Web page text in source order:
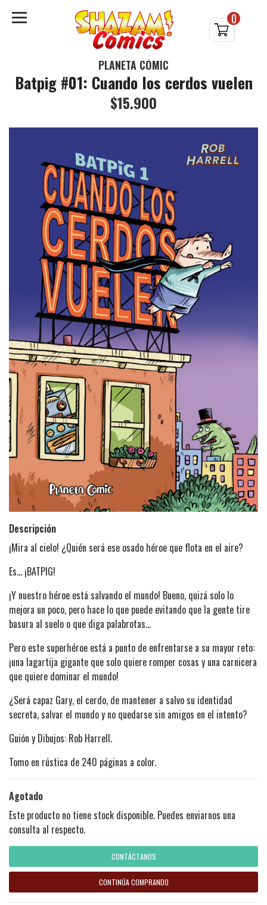
0
PLANETA CÓMIC
Batpig #01: Cuando los cerdos vuelen
$15.900
Descripción
¡Mira al cielo! ¿Quién será ese osado héroe que flota en el aire?
Es… ¡BATPIG!
¡Y nuestro héroe está salvando el mundo! Bueno, quizá solo lo
mejora un poco, pero hace lo que puede evitando que la gente tire
basura al suelo o que diga palabrotas…
Pero este superhéroe está a punto de enfrentarse a su mayor reto:
¡una lagartija gigante que solo quiere romper cosas y una carnicera
que quiere dominar el mundo!
¿Será capaz Gary, el cerdo, de mantener a salvo su identidad
secreta, salvar el mundo y no quedarse sin amigos en el intento?
Guión y Dibujos: Rob Harrell.
Tomo en rústica de 240 páginas a color.
Agotado
Este producto no tiene stock disponible. Puedes enviarnos una
consulta al respecto.
CONTÁCTANOS
CONTINÚA COMPRANDO